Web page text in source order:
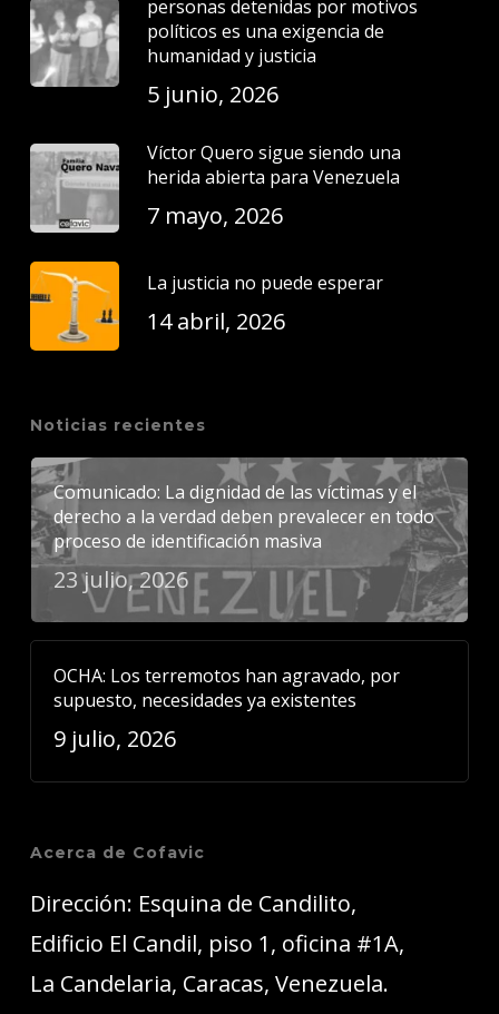
personas detenidas por motivos
políticos es una exigencia de
humanidad y justicia
5 junio, 2026
Víctor Quero sigue siendo una
herida abierta para Venezuela
7 mayo, 2026
La justicia no puede esperar
14 abril, 2026
Noticias recientes
Comunicado: La dignidad de las víctimas y el
derecho a la verdad deben prevalecer en todo
proceso de identificación masiva
23 julio, 2026
OCHA: Los terremotos han agravado, por
supuesto, necesidades ya existentes
9 julio, 2026
Acerca de Cofavic
Dirección: Esquina de Candilito,
Edificio El Candil, piso 1, oficina #1A,
La Candelaria, Caracas, Venezuela.